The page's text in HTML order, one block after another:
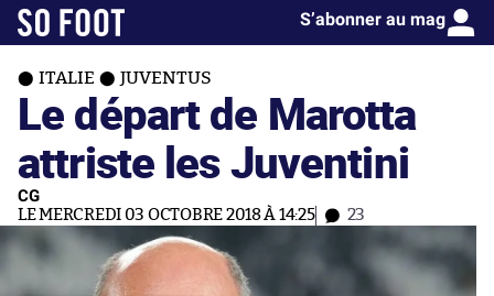
S’abonner au mag
ITALIE JUVENTUS
Le départ de Marotta
attriste les Juventini
CG
LE MERCREDI 03 OCTOBRE 2018 À 14:25 23